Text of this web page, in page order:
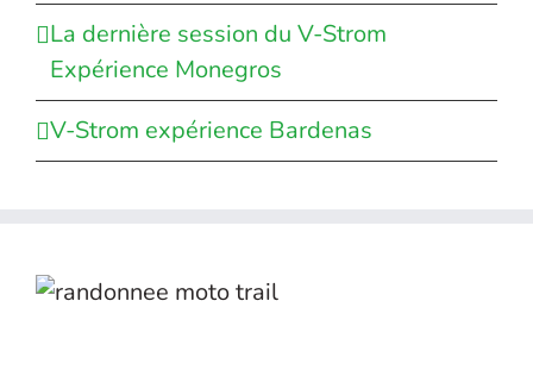
La dernière session du V-Strom
Expérience Monegros
V-Strom expérience Bardenas